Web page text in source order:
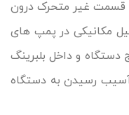
قسمت غیر متحرک درون
مکانیکی در پمپ های
و داخل بلبرینگ
رسیدن به دستگاه